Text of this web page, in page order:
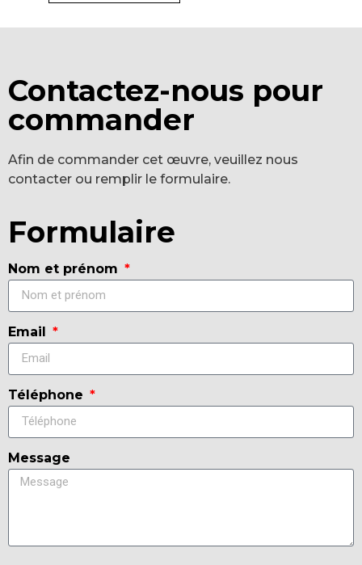
Contactez-nous pour
commander
Afin de commander cet œuvre, veuillez nous
contacter ou remplir le formulaire.
Formulaire
Nom et prénom
Email
Téléphone
Message